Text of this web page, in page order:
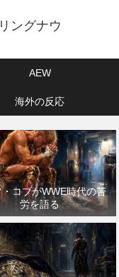
ングナウ
AEW
海外の反応
・コブがWWE時代の苦
労を語る